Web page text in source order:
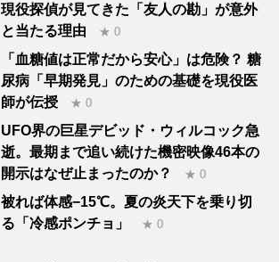
現役探偵が見てきた「友人の勘」が意外
と当たる理由
★ 0
「血糖値は正常だから安心」は危険？ 糖
尿病「早期発見」のための基礎を現役医
師が伝授
★ 0
UFO界の巨星デビッド・ウィルコック急
逝。最期まで追い続けた機密映像46本の
開示はなぜ止まったのか？
★ 0
被れば体感−15℃。夏の炎天下を乗り切
る「冷感ポンチョ」
★ 0